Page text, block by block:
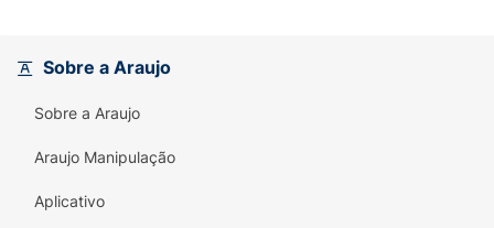
Sobre a Araujo
Sobre a Araujo
Araujo Manipulação
Aplicativo